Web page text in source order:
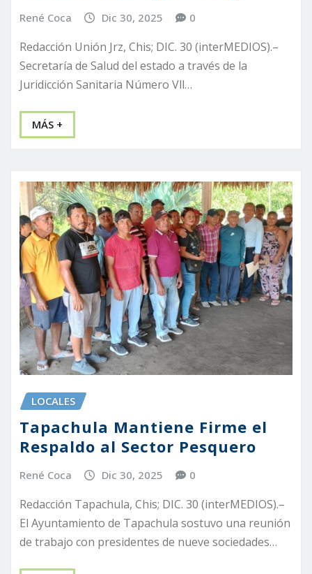
René Coca Dic 30, 2025 0
Redacción Unión Jrz, Chis; DIC. 30 (interMEDIOS).–
Secretaría de Salud del estado a través de la
Juridicción Sanitaria Número Vll…
MÁS +
LOCALES
Tapachula Mantiene Firme el
Respaldo al Sector Pesquero
René Coca Dic 30, 2025 0
Redacción Tapachula, Chis; DIC. 30 (interMEDIOS).–
El Ayuntamiento de Tapachula sostuvo una reunión
de trabajo con presidentes de nueve sociedades…